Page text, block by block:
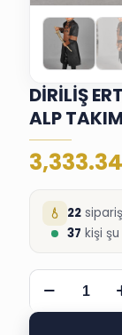
DİRİLİŞ
ALP
3,333.34
22
37 kişi
DİRİLİŞ
ERTUĞRUL
ŞEHZADE